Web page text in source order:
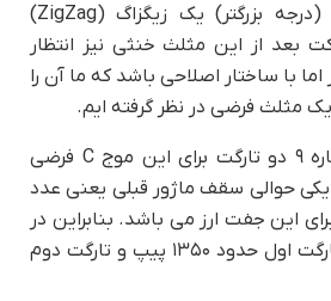
از مثلث خنثیِ اصلی (درجه بزرگتر) یک زیگزاگ (ZigZag)
بعد از این مثلث خنثی نیز انتظار
با ساختار اصلاحی باشد که ما آن را
در تحلیل دلار ین شماره ۹ دو تارگت برای این موج C فرضی
حوالی سقف ماژور قبلی یعنی عدد
و دیگری عدد ۱۳۴ برای این جفت ارز می باشد. بنابراین در
صورت صحت تحلیل تارگت اول حدود ۱۳۵۰ پیپ و تارگت دوم